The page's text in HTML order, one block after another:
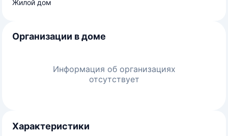
Жилой дом
Организации в доме
Информация об организациях
отсутствует
Характеристики